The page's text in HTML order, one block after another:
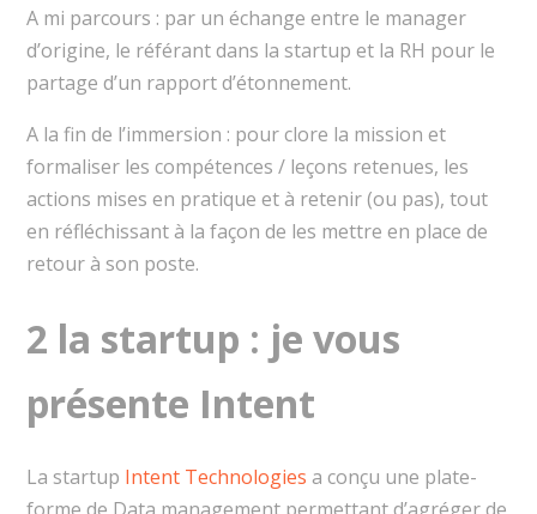
A mi parcours : par un échange entre le manager
d’origine, le référant dans la startup et la RH pour le
partage d’un rapport d’étonnement.
A la fin de l’immersion : pour clore la mission et
formaliser les compétences / leçons retenues, les
actions mises en pratique et à retenir (ou pas), tout
en réfléchissant à la façon de les mettre en place de
retour à son poste.
2 la startup : je vous
présente Intent
La startup Intent Technologies a conçu une plate-